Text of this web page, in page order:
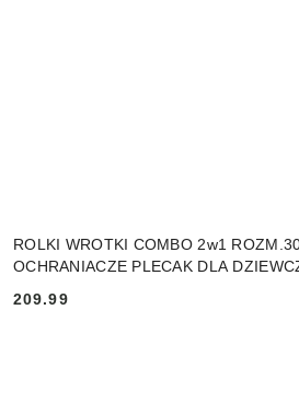
ROLKI WROTKI COMBO 2w1
OCHRANIACZE PLECAK DLA
Cena:
209.99